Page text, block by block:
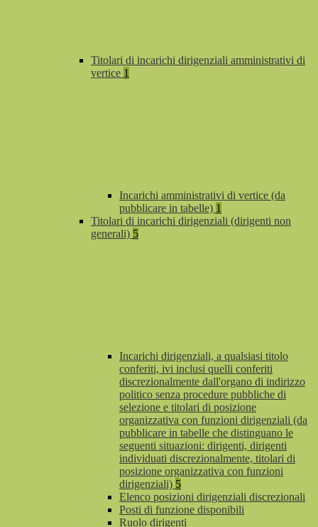
Titolari di incarichi dirigenziali amministrativi di
vertice 1
Incarichi amministrativi di vertice (da
pubblicare in tabelle) 1
Titolari di incarichi dirigenziali (dirigenti non
generali) 5
Incarichi dirigenziali, a qualsiasi titolo
conferiti, ivi inclusi quelli conferiti
discrezionalmente dall'organo di indirizzo
politico senza procedure pubbliche di
selezione e titolari di posizione
organizzativa con funzioni dirigenziali (da
pubblicare in tabelle che distinguano le
seguenti situazioni: dirigenti, dirigenti
individuati discrezionalmente, titolari di
posizione organizzativa con funzioni
dirigenziali) 5
Elenco posizioni dirigenziali discrezionali
Posti di funzione disponibili
Ruolo dirigenti